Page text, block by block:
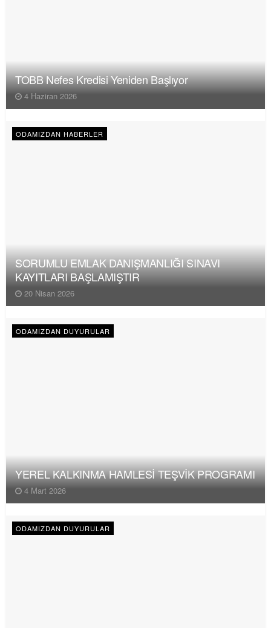
TOBB Nefes Kredisi Yeniden Başlıyor
4 Haziran 2026
ODAMIZDAN HABERLER
SORUMLU EMLAK DANIŞMANLIĞI SINAVI
KAYITLARI BAŞLAMIŞTIR
20 Nisan 2026
ODAMIZDAN DUYURULAR
YEREL KALKINMA HAMLESİ TEŞVİK PROGRAMI
4 Mart 2026
ODAMIZDAN DUYURULAR